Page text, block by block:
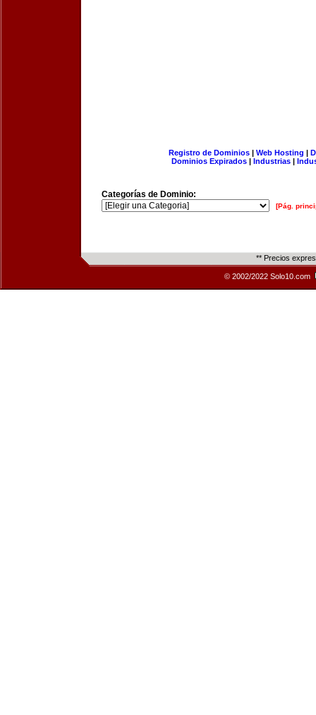
Registro de Dominios| Web Hosting |
Dominios Expirados | Industrias |
Categorías de Dominio:
[Pág.
** Precios
© 2002/2022 Solo10.com